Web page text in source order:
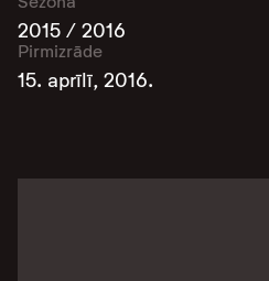
2015 / 2016
Pirmizrāde
15. aprīlī, 2016.